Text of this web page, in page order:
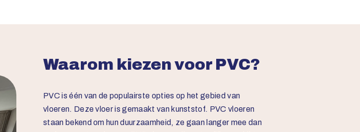
Waarom kiezen voor PVC?
PVC is één van de populairste opties op het gebied van
vloeren. Deze vloer is gemaakt van kunststof. PVC vloeren
staan bekend om hun duurzaamheid, ze gaan langer mee dan